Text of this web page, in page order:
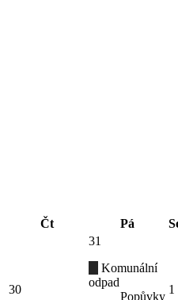
Čt Pá
30
31
Komunální
odpad
Popůvky
1